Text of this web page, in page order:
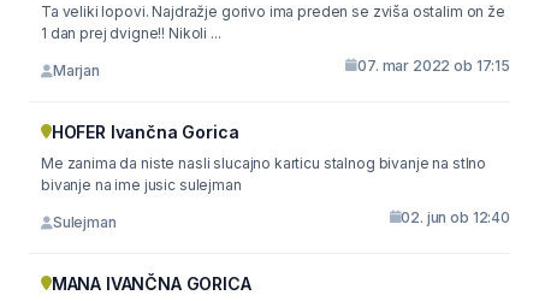
Ta veliki lopovi. Najdražje gorivo ima preden se zviša ostalim on že
1 dan prej dvigne!! Nikoli ...
Marjan 07. mar 2022 ob 17:15
HOFER Ivančna Gorica
Me zanima da niste nasli slucajno karticu stalnog bivanje na stlno
bivanje na ime jusic sulejman
Sulejman 02. jun ob 12:40
MANA IVANČNA GORICA